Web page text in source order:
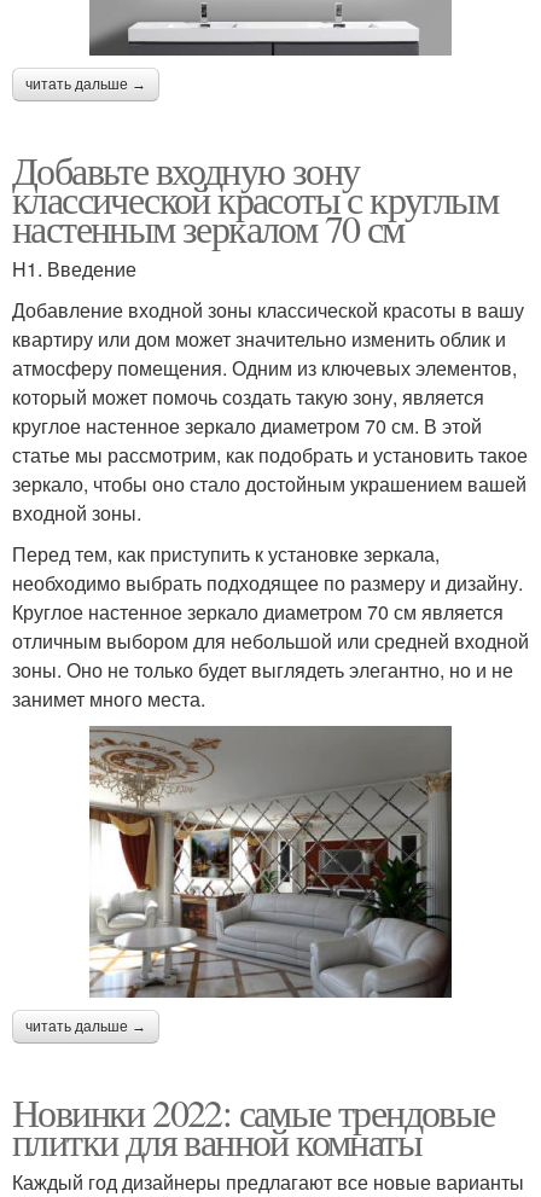
читать дальше →
Добавьте входную зону
классической красоты с круглым
настенным зеркалом 70 см
H1. Введение
Добавление входной зоны классической красоты в вашу
квартиру или дом может значительно изменить облик и
атмосферу помещения. Одним из ключевых элементов,
который может помочь создать такую зону, является
круглое настенное зеркало диаметром 70 см. В этой
статье мы рассмотрим, как подобрать и установить такое
зеркало, чтобы оно стало достойным украшением вашей
входной зоны.
Перед тем, как приступить к установке зеркала,
необходимо выбрать подходящее по размеру и дизайну.
Круглое настенное зеркало диаметром 70 см является
отличным выбором для небольшой или средней входной
зоны. Оно не только будет выглядеть элегантно, но и не
занимет много места.
читать дальше →
Новинки 2022: самые трендовые
плитки для ванной комнаты
Каждый год дизайнеры предлагают все новые варианты